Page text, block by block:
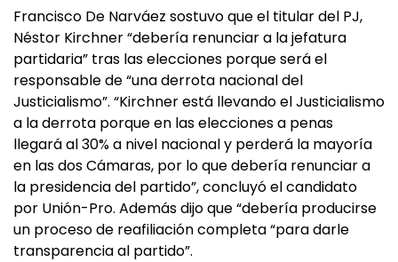
Francisco De Narváez sostuvo que el titular del PJ,
Néstor Kirchner “debería renunciar a la jefatura
partidaria” tras las elecciones porque será el
responsable de “una derrota nacional del
Justicialismo”. “Kirchner está llevando el Justicialismo
a la derrota porque en las elecciones a penas
llegará al 30% a nivel nacional y perderá la mayoría
en las dos Cámaras, por lo que debería renunciar a
la presidencia del partido”, concluyó el candidato
por Unión-Pro. Además dijo que “debería producirse
un proceso de reafiliación completa “para darle
transparencia al partido”.